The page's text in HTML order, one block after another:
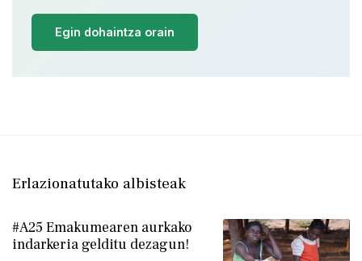
Egin dohaintza orain
Erlazionatutako albisteak
#A25 Emakumearen aurkako
indarkeria gelditu dezagun!